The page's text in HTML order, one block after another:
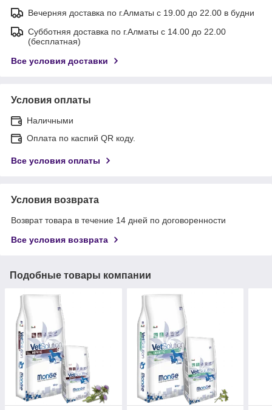
Вечерняя доставка по г.Алматы с 19.00 до 22.00 в будни
Субботняя доставка по г.Алматы с 14.00 до 22.00
(бесплатная)
Все условия доставки
Условия оплаты
Наличными
Оплата по каспий QR коду.
Все условия оплаты
Условия возврата
Возврат товара в течение 14 дней по договоренности
Все условия возврата
Подобные товары компании